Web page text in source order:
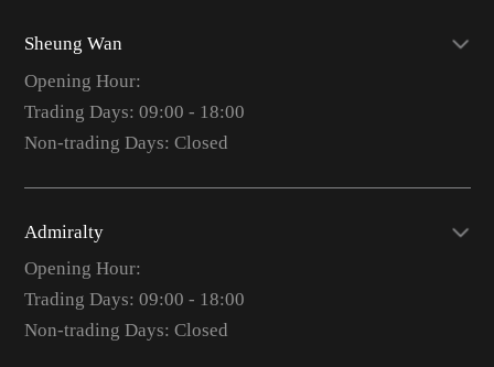
Sheung Wan
Opening Hour:
Trading Days: 09:00 - 18:00
Non-trading Days: Closed
Admiralty
Opening Hour:
Trading Days: 09:00 - 18:00
Non-trading Days: Closed